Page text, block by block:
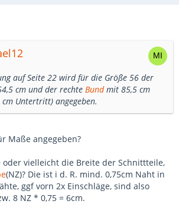
auf Seite 22 wird für die Größe 56 der
cm und der rechte Bundmit 85,5 cm
Untertritt) angegeben.
Maße angegeben?
oder vielleicht die Breite der Schnittteile,
(NZ)? Die ist i d. R. mind. 0,75cm Naht in
ggf vorn 2x Einschläge, sind also
8 NZ * 0,75 = 6cm.